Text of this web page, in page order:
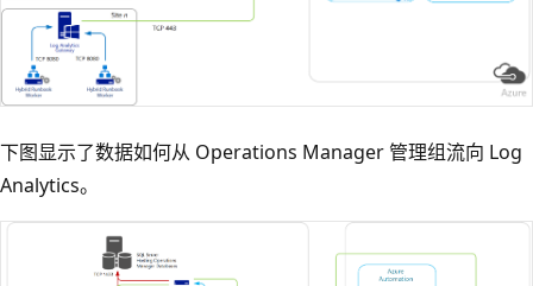
下图显示了数据如何从 Operations Manager 管理组流向 Log
Analytics。